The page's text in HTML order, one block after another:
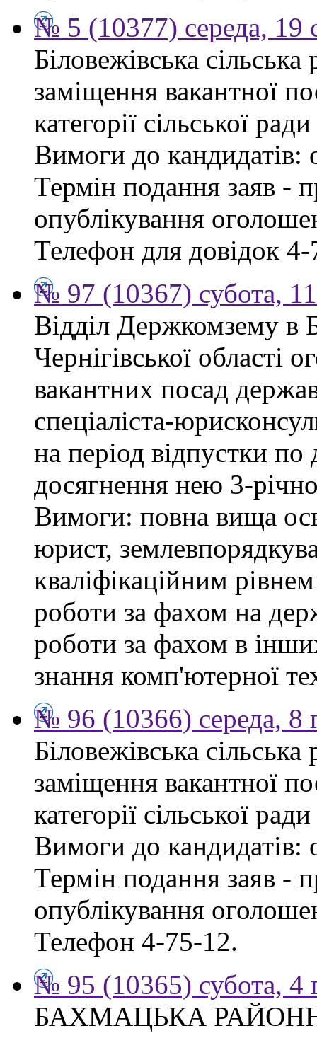
№ 5 (10377) середа, 19
Біловежівська
заміщення вакантної
категорії сільської
Вимоги до кандидатів:
Термін подання заяв -
опублікування
Телефон для довідок
№ 97 (10367) субота,
Відділ Держкомзему в
Чернігівської області
вакантних посад
спеціаліста-
на період відпустки
досягнення нею 3-
Вимоги: повна вища
юрист,
кваліфікаційним
роботи за фахом на
роботи за фахом в
знання комп'ютерної
№ 96 (10366) середа, 8
Біловежівська
заміщення вакантної
категорії сільської
Вимоги до кандидатів:
Термін подання заяв -
опублікування
Телефон 4-75-12.
№ 95 (10365) субота, 4
БАХМАЦЬКА